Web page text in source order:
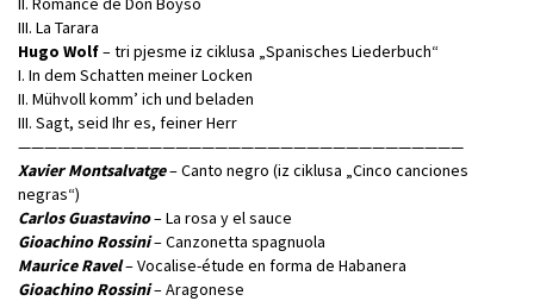
III. La Tarara
Hugo Wolf– tri pjesme iz ciklusa „Spanisches Liederbuch“
I. In dem Schatten meiner Locken
II. Mühvoll komm’ ich und beladen
III. Sagt, seid Ihr es, feiner Herr
——————————————————————————————————
Xavier Montsalvatge– Canto negro (iz ciklusa „Cinco canciones
negras“)
Carlos Guastavino– La rosa y el sauce
Gioachino Rossini– Canzonetta spagnuola
Maurice Ravel– Vocalise-étude en forma de Habanera
Gioachino Rossini– Aragonese